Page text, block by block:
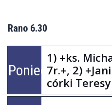
Rano 6.30
Poniedziałek
1) +ks.
7r.+, 2)
córki Teresy